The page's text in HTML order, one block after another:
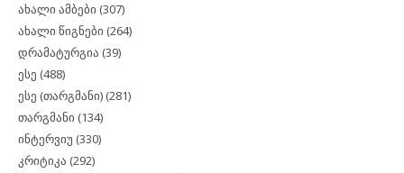
ახალი ამბები (307)
ახალი წიგნები (264)
დრამატურგია (39)
ესე (488)
ესე (თარგმანი) (281)
თარგმანი (134)
ინტერვიუ (330)
კრიტიკა (292)